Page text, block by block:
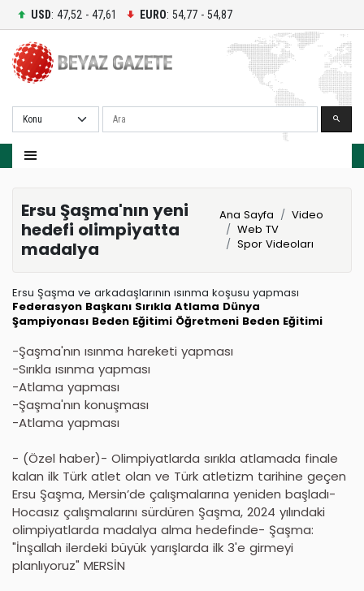
USD: 47,52 - 47,61 EURO: 54,77 - 54,87
Ara
Ersu Şaşma'nın yeni
hedefi olimpiyatta
madalya
Ana Sayfa
Video
Web TV
Spor Videoları
Ersu Şaşma ve arkadaşlarının ısınma koşusu yapması
Federasyon Başkanı Sırıkla Atlama Dünya
Şampiyonası Beden Eğitimi Öğretmeni Beden Eğitimi
-Şaşma'nın ısınma hareketi yapması
-Sırıkla ısınma yapması
-Atlama yapması
-Şaşma'nın konuşması
-Atlama yapması
- (Özel haber)- Olimpiyatlarda sırıkla atlamada finale
kalan ilk Türk atlet olan ve Türk atletizm tarihine geçen
Ersu Şaşma, Mersin’de çalışmalarına yeniden başladı-
Hocasız çalışmalarını sürdüren Şaşma, 2024 yılındaki
olimpiyatlarda madalya alma hedefinde- Şaşma:
"İnşallah ilerdeki büyük yarışlarda ilk 3'e girmeyi
planlıyoruz" MERSİN